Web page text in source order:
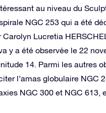
au niveau du
NGC 253 qui a été
Carolyn Lucretia
y a été observée le 22
14. Parmi les autres
l’amas globulaire NGC
NGC 300 et NGC 613,